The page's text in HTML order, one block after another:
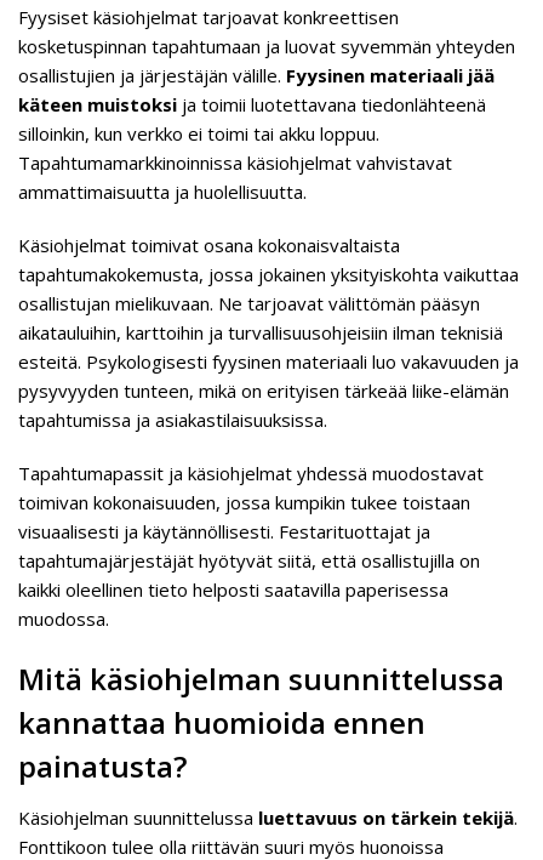
Fyysiset käsiohjelmat tarjoavat konkreettisen
kosketuspinnan tapahtumaan ja luovat syvemmän yhteyden
osallistujien ja järjestäjän välille. Fyysinen materiaali jää
käteen muistoksi ja toimii luotettavana tiedonlähteenä
silloinkin, kun verkko ei toimi tai akku loppuu.
Tapahtumamarkkinoinnissa käsiohjelmat vahvistavat
ammattimaisuutta ja huolellisuutta.
Käsiohjelmat toimivat osana kokonaisvaltaista
tapahtumakokemusta, jossa jokainen yksityiskohta vaikuttaa
osallistujan mielikuvaan. Ne tarjoavat välittömän pääsyn
aikatauluihin, karttoihin ja turvallisuusohjeisiin ilman teknisiä
esteitä. Psykologisesti fyysinen materiaali luo vakavuuden ja
pysyvyyden tunteen, mikä on erityisen tärkeää liike-elämän
tapahtumissa ja asiakastilaisuuksissa.
Tapahtumapassit ja käsiohjelmat yhdessä muodostavat
toimivan kokonaisuuden, jossa kumpikin tukee toistaan
visuaalisesti ja käytännöllisesti. Festarituottajat ja
tapahtumajärjestäjät hyötyvät siitä, että osallistujilla on
kaikki oleellinen tieto helposti saatavilla paperisessa
muodossa.
Mitä käsiohjelman suunnittelussa
kannattaa huomioida ennen
painatusta?
Käsiohjelman suunnittelussa luettavuus on tärkein tekijä.
Fonttikoon tulee olla riittävän suuri myös huonoissa